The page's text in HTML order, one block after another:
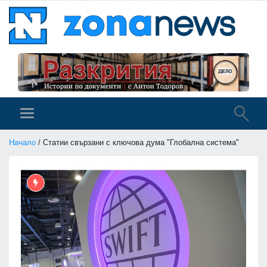
Начало / Статии свързани с ключова дума "Глобална система"